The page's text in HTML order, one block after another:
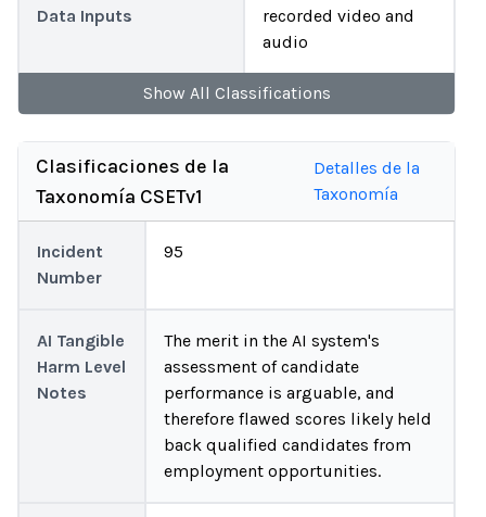
Data Inputs
recorded video and
audio
Show All Classifications
Clasificaciones de la
Taxonomía CSETv1
Detalles de la
Taxonomía
Incident
Number
95
AI Tangible
Harm Level
Notes
The merit in the AI system's
assessment of candidate
performance is arguable, and
therefore flawed scores likely held
back qualified candidates from
employment opportunities.